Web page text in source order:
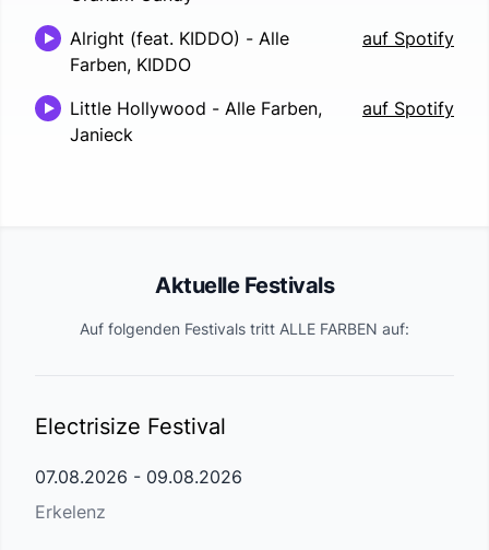
Alright (feat. KIDDO) - Alle
Farben, KIDDO
auf Spotify
Little Hollywood - Alle Farben,
Janieck
auf Spotify
Aktuelle Festivals
Auf folgenden Festivals tritt ALLE FARBEN auf:
Electrisize Festival
07.08.2026 - 09.08.2026
Erkelenz